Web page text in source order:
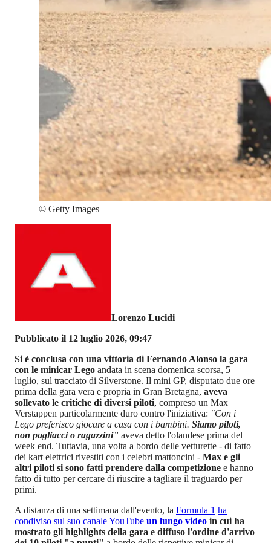
© Getty Images
Lorenzo Lucidi
Pubblicato il 12 luglio 2026, 09:47
Si è conclusa con una vittoria di Fernando Alonso la gara
con le minicar Lego andata in scena domenica scorsa, 5
luglio, sul tracciato di Silverstone. Il mini GP, disputato due ore
prima della gara vera e propria in Gran Bretagna, aveva
sollevato le critiche di diversi piloti, compreso un Max
Verstappen particolarmente duro contro l'iniziativa: "Con i
Lego preferisco giocare a casa con i bambini. Siamo piloti,
non pagliacci o ragazzini” aveva detto l'olandese prima del
week end. Tuttavia, una volta a bordo delle vetturette - di fatto
dei kart elettrici rivestiti con i celebri mattoncini - Max e gli
altri piloti si sono fatti prendere dalla competizione e hanno
fatto di tutto per cercare di riuscire a tagliare il traguardo per
primi.
A distanza di una settimana dall'evento, la Formula 1 ha
condiviso sul suo canale YouTube un lungo video in cui ha
mostrato gli highlights della gara e diffuso l'ordine d'arrivo